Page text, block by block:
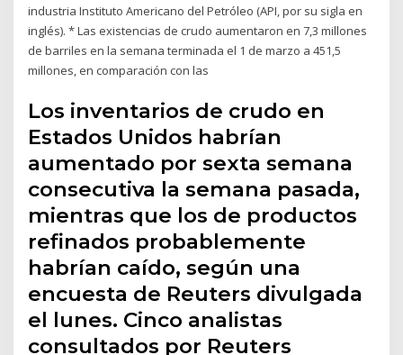
industria Instituto Americano del Petróleo (API, por su sigla en
inglés). * Las existencias de crudo aumentaron en 7,3 millones
de barriles en la semana terminada el 1 de marzo a 451,5
millones, en comparación con las
Los inventarios de crudo en
Estados Unidos habrían
aumentado por sexta semana
consecutiva la semana pasada,
mientras que los de productos
refinados probablemente
habrían caído, según una
encuesta de Reuters divulgada
el lunes. Cinco analistas
consultados por Reuters